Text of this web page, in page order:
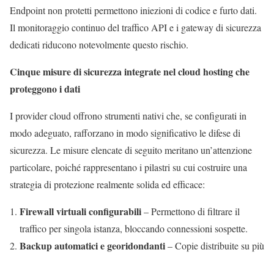
Endpoint non protetti permettono iniezioni di codice e furto dati.
Il monitoraggio continuo del traffico API e i gateway di sicurezza
dedicati riducono notevolmente questo rischio.
Cinque misure di sicurezza integrate nel cloud hosting che
proteggono i dati
I provider cloud offrono strumenti nativi che, se configurati in
modo adeguato, rafforzano in modo significativo le difese di
sicurezza. Le misure elencate di seguito meritano un’attenzione
particolare, poiché rappresentano i pilastri su cui costruire una
strategia di protezione realmente solida ed efficace:
Firewall virtuali configurabili– Permettono di filtrare il
traffico per singola istanza, bloccando connessioni sospette.
Backup automatici e georidondanti– Copie distribuite su più